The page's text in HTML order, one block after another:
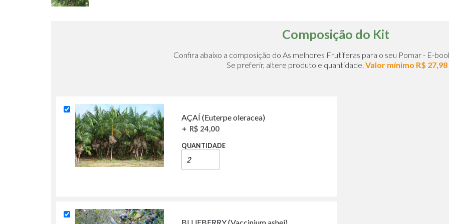
Composição do Kit
Confira abaixo a composição do As melhores Frutíferas para o seu
Se preferir, altere produto e quantidade. Valor mínimo R$ 27,98
AÇAÍ (Euterpe oleracea)
+ R$ 24,00
QUANTIDADE